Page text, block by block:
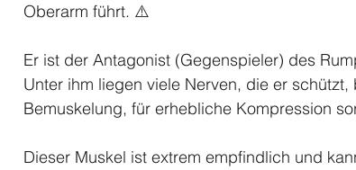
Oberarm führt. ⚠️
Er ist der Antagonist (Gegenspieler) des
Unter ihm liegen viele Nerven, die er
Bemuskelung, für erhebliche Kompression
Dieser Muskel ist extrem empfindlich und